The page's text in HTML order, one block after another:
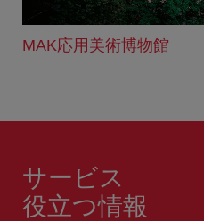
MAK応用美術博物館
サービス
役立つ情報